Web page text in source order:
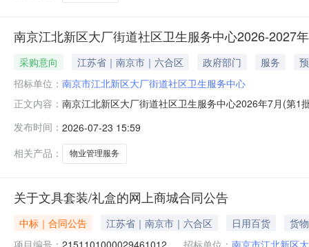
南京江北新区大厂街道社区卫生服务中心2026-2027
采购意向 江苏省｜南京市｜六合区 政府部门 服务
招标单位： 南京市江北新区大厂街道社区卫生服务中心
正文内容： 南京江北新区大厂街道社区卫生服务中心2026年7月(第
新区大厂街道社区卫生服务中心采购项目名称：南京江
发布时间： 2026-07-23 15:59
相关产品：
物业管理服务
关于文具套装/礼盒的网上商城合同公告
中标｜合同公告 江苏省｜南京市｜六合区 日用百货
货物
项目编号： 2151101000029461012 招标单位： 南京市江北新区